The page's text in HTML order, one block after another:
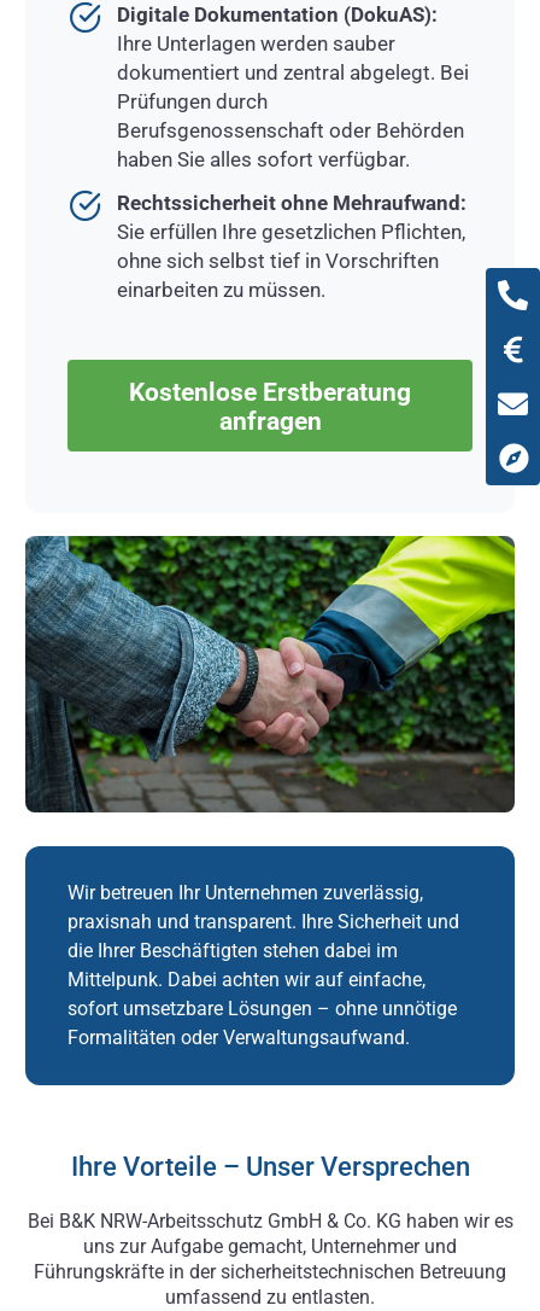
Digitale Dokumentation (DokuAS):
Ihre Unterlagen werden sauber
dokumentiert und zentral abgelegt. Bei
Prüfungen durch
Berufsgenossenschaft oder Behörden
haben Sie alles sofort verfügbar.
Rechtssicherheit ohne Mehraufwand:
Sie erfüllen Ihre gesetzlichen Pflichten,
ohne sich selbst tief in Vorschriften
einarbeiten zu müssen.
Kostenlose Erstberatung
anfragen
Wir betreuen Ihr Unternehmen zuverlässig,
praxisnah und transparent. Ihre Sicherheit und
die Ihrer Beschäftigten stehen dabei im
Mittelpunk. Dabei achten wir auf einfache,
sofort umsetzbare Lösungen – ohne unnötige
Formalitäten oder Verwaltungsaufwand.
Ihre Vorteile – Unser Versprechen
Bei B&K NRW-Arbeitsschutz GmbH & Co. KG haben wir es
uns zur Aufgabe gemacht, Unternehmer und
Führungskräfte in der sicherheitstechnischen Betreuung
umfassend zu entlasten.